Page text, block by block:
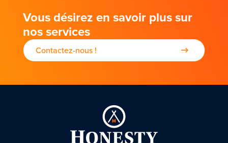
Vous désirez en savoir plus sur
nos services
Contactez-nous !